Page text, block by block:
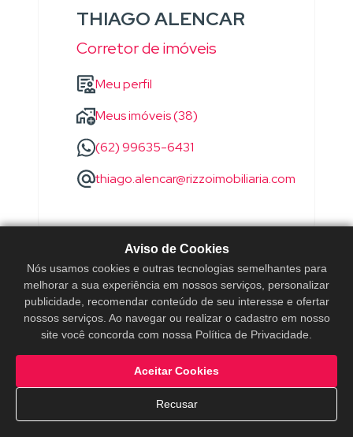
THIAGO ALENCAR
Corretor de imóveis
Meu perfil
Meus imóveis (38)
(62) 99635-6431
thiago.alencar@rizzoimobiliaria.com
WANDERSON
SOARES
Aviso de Cookies
Nós usamos cookies e outras tecnologias semelhantes para
melhorar a sua experiência em nossos serviços, personalizar
publicidade, recomendar conteúdo de seu interesse e ofertar
nossos serviços. Ao navegar ou realizar o cadastro em nosso
site você concorda com nossa Política de Privacidade.
Recusar
Aceitar Cookies